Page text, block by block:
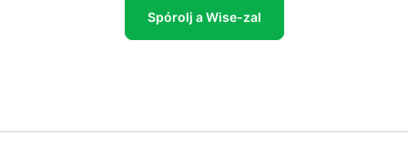
Spórolj a Wise-zal